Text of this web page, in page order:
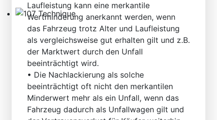
107 Technique
Laufleistung kann eine merkantile
Wertminderung anerkannt werden, wenn
das Fahrzeug trotz Alter und Laufleistung
als vergleichsweise gut erhalten gilt und z.B.
der Marktwert durch den Unfall
beeinträchtigt wird.
• Die Nachlackierung als solche
beeinträchtigt oft nicht den merkantilen
Minderwert mehr als ein Unfall, wenn das
Fahrzeug dadurch als Unfallwagen gilt und